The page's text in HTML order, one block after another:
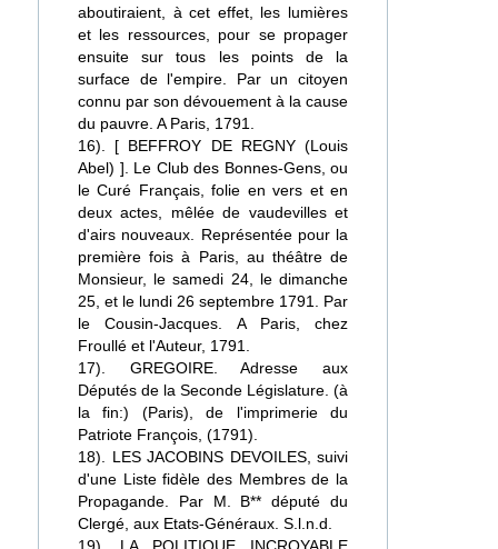
aboutiraient, à cet effet, les lumières
et les ressources, pour se propager
ensuite sur tous les points de la
surface de l'empire. Par un citoyen
connu par son dévouement à la cause
du pauvre. A Paris, 1791.
16). [ BEFFROY DE REGNY (Louis
Abel) ]. Le Club des Bonnes-Gens, ou
le Curé Français, folie en vers et en
deux actes, mêlée de vaudevilles et
d'airs nouveaux. Représentée pour la
première fois à Paris, au théâtre de
Monsieur, le samedi 24, le dimanche
25, et le lundi 26 septembre 1791. Par
le Cousin-Jacques. A Paris, chez
Froullé et l'Auteur, 1791.
17). GREGOIRE. Adresse aux
Députés de la Seconde Législature. (à
la fin:) (Paris), de l'imprimerie du
Patriote François, (1791).
18). LES JACOBINS DEVOILES, suivi
d'une Liste fidèle des Membres de la
Propagande. Par M. B** député du
Clergé, aux Etats-Généraux. S.l.n.d.